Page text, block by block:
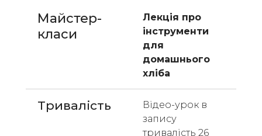
Майстер-
класи
Лекція про
інструменти
для
домашнього
хліба
Тривалість
Відео-урок в
запису
тривалість 26